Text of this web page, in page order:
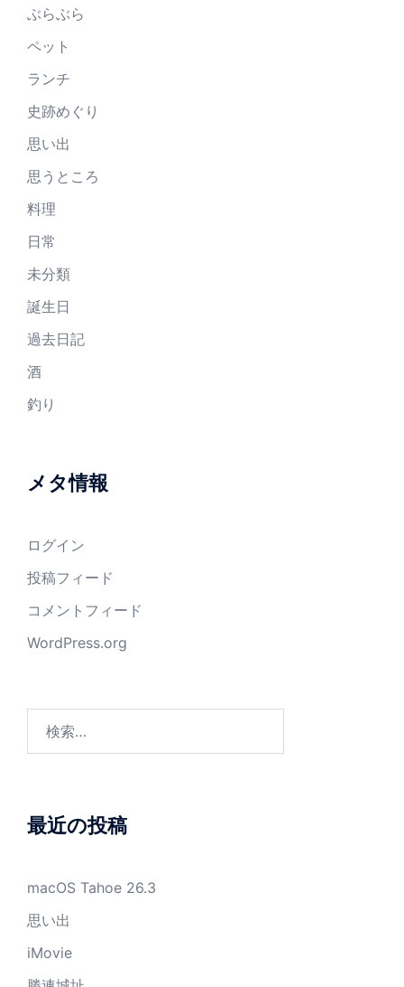
ぶらぶら
ペット
ランチ
史跡めぐり
思い出
思うところ
料理
日常
未分類
誕生日
過去日記
酒
釣り
メタ情報
ログイン
投稿フィード
コメントフィード
WordPress.org
最近の投稿
macOS Tahoe 26.3
思い出
iMovie